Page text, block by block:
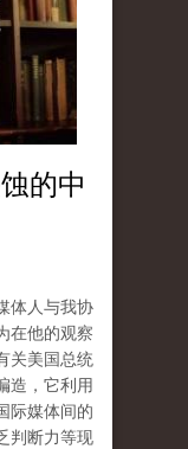
的中
体人与我协
在他的观察
关美国总统
造，它利用
际媒体间的
判断力等现